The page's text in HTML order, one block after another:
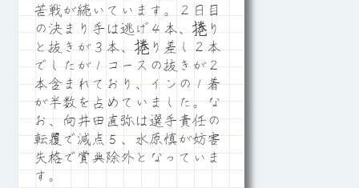
苦戦が続いています。２日目
の決まり手は逃げ４本、捲り
と抜きが３本、捲り差し２本
でしたが１コースの抜きが２
本含まれており、インの１着
が半数を占めていました。な
お、向井田直弥は選手責任の
転覆で減点５、水原慎が妨害
失格で賞典除外となっていま
す。